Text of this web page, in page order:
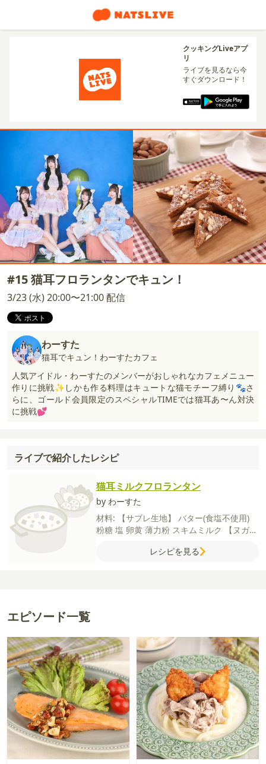
クッキングLiveアプ
リ
ライブを見るなら今
すぐダウンロード！
#15 猫耳フロランタンでキュン！
3/23 (水) 20:00〜21:00 配信
わーすた
猫耳でキュン！わーすたカフェ
人気アイドル・わーすたのメンバーがおしゃれなカフェメニュー
作りに挑戦✨しかも作る料理はキュートな猫モチーフ縛り🐾さ
らに、ゴールド会員限定のスペシャルTIMEでは猫耳あ〜ん対決
に挑戦💕
ライブで紹介したレシピ
猫耳ミルクフロランタン
by わーすた
材料:
【サブレ生地】 バター(食塩不使用)
粉糖 塩 卵黄 薄力粉 スキムミルク
【ヌガ
はちみつアーモンドスライス
レシピを見る
エピソード一覧